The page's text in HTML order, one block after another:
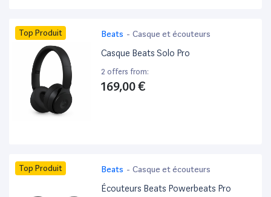
Top Produit Beats - Casque et écouteurs
Casque Beats Solo Pro
2 offers from:
169,00 €
Top Produit Beats - Casque et écouteurs
Écouteurs Beats Powerbeats Pro